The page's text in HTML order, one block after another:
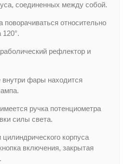
соединенных между собой.
относительно
120°.
рефлектор и
внутри фары находится
ручка потенциометра
силы света.
корпуса
включения, закрытая